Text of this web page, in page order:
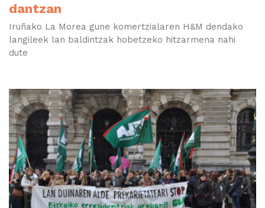
dantzan
Iruñako La Morea gune komertzialaren H&M dendako
langileek lan baldintzak hobetzeko hitzarmena nahi
dute